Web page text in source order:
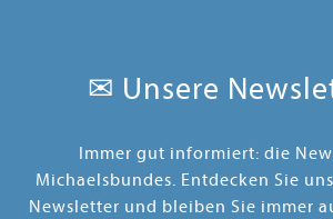
✉ Unsere
Immer gut informiert: die
Michaelsbundes. Entdecken Sie
Newsletter und bleiben Sie immer